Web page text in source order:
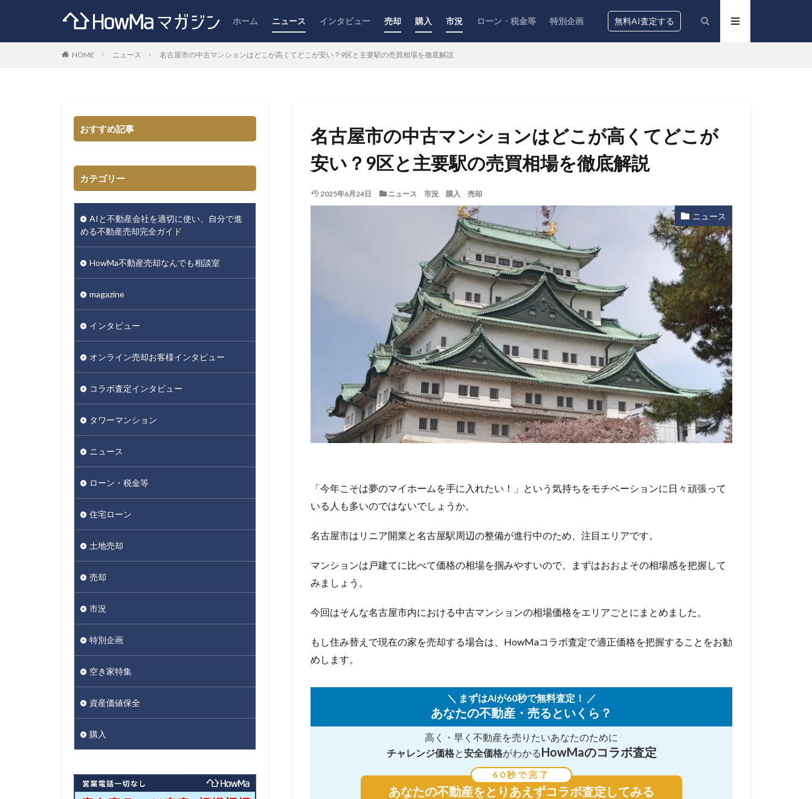
ホーム ニュース インタビュー 売却 購入 市況 ローン・税金等 特別企画 無料AI査定する
HOME ニュース 名古屋市の中古マンションはどこが高くてどこが安い？9区と主要駅の売買相場を徹底解説
名古屋市の中古マンションはどこが高くてどこが
安い？9区と主要駅の売買相場を徹底解説
2025年6月24日 ニュース 市況 購入 売却
ニュース
「今年こそは夢のマイホームを手に入れたい！」という気持ちをモチベーションに日々頑張って
いる人も多いのではないでしょうか。
名古屋市はリニア開業と名古屋駅周辺の整備が進行中のため、注目エリアです。
マンションは戸建てに比べて価格の相場を掴みやすいので、まずはおおよその相場感を把握して
みましょう。
今回はそんな名古屋市内における中古マンションの相場価格をエリアごとにまとめました。
もし住み替えで現在の家を売却する場合は、HowMaコラボ査定で適正価格を把握することをお勧
めします。
＼ まずはAIが60秒で無料査定！ ／
あなたの不動産・売るといくら？
高く・早く不動産を売りたいあなたのために
チャレンジ価格と安全価格がわかるHowMaのコラボ査定
60秒で完了
あなたの不動産をとりあえずコラボ査定してみる
おすすめ記事
カテゴリー
AIと不動産会社を適切に使い、自分で進
める不動産売却完全ガイド
HowMa不動産売却なんでも相談室
magazine
インタビュー
オンライン売却お客様インタビュー
コラボ査定インタビュー
タワーマンション
ニュース
ローン・税金等
住宅ローン
土地売却
売却
市況
特別企画
空き家特集
資産価値保全
購入